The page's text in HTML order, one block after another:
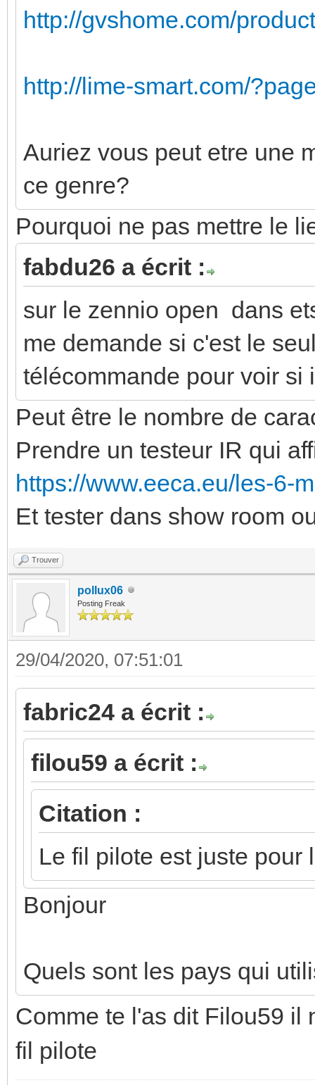
http://gvshome.com/
http://lime-smart.com/
Auriez vous peut etre une
ce genre?
Pourquoi ne pas mettre le
fabdu26 a écrit :
sur le zennio open dans
me demande si c'est le
télécommande pour voir si
Peut être le nombre de
Prendre un testeur IR qui
https://www.eeca.eu/les-6-
Et tester dans show room
Trouver
pollux06
Posting Freak
29/04/2020, 07:51:01
fabric24 a écrit :
filou59 a écrit :
Citation :
Le fil pilote est juste pour
Bonjour
Quels sont les pays qui
Comme te l'as dit Filou59 il
fil pilote